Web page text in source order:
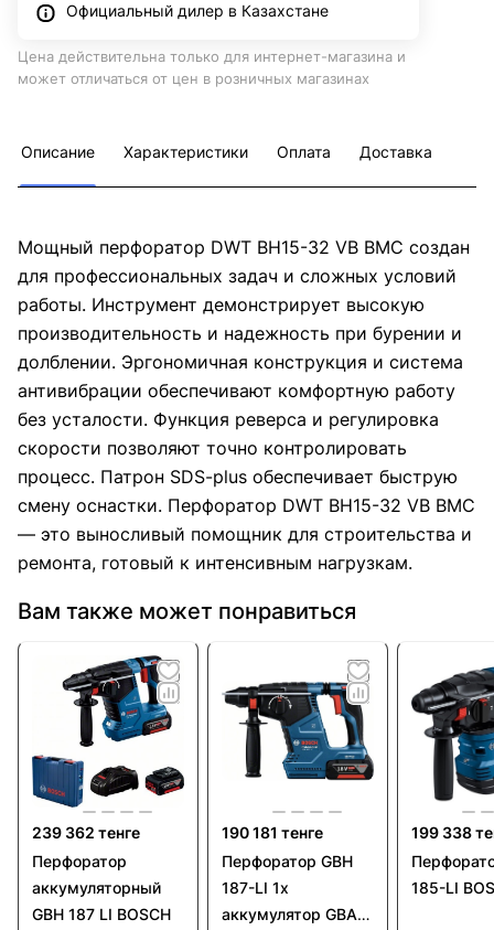
Официальный дилер в Казахстане
Цена действительна только для интернет-магазина и
может отличаться от цен в розничных магазинах
Описание Характеристики Оплата Доставка
Мощный перфоратор DWT BH15-32 VB BMC создан
для профессиональных задач и сложных условий
работы. Инструмент демонстрирует высокую
производительность и надежность при бурении и
долблении. Эргономичная конструкция и система
антивибрации обеспечивают комфортную работу
без усталости. Функция реверса и регулировка
скорости позволяют точно контролировать
процесс. Патрон SDS-plus обеспечивает быструю
смену оснастки. Перфоратор DWT BH15-32 VB BMC
— это выносливый помощник для строительства и
ремонта, готовый к интенсивным нагрузкам.
Вам также может понравиться
239 362 тенге
Перфоратор
аккумуляторный
GBH 187 LI BOSCH
190 181 тенге
Перфоратор GBH
187-LI 1х
аккумулятор GBA
199 338
185-LI